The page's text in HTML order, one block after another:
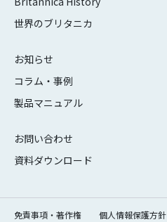
世界のブリタニカ
お知らせ
コラム・事例
製品マニュアル
お問い合わせ
資料ダウンロード
免責事項・著作権 個人情報保護方針